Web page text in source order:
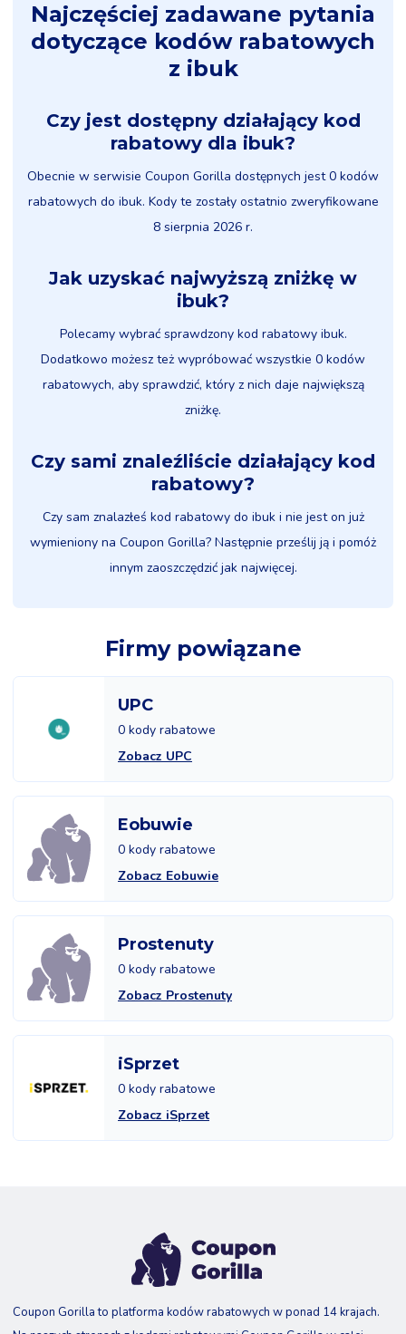
Najczęściej zadawane pytania
dotyczące kodów rabatowych
z ibuk
Czy jest dostępny działający kod
rabatowy dla ibuk?
Obecnie w serwisie Coupon Gorilla dostępnych jest 0 kodów
rabatowych do ibuk. Kody te zostały ostatnio zweryfikowane
8 sierpnia 2026 r.
Jak uzyskać najwyższą zniżkę w
ibuk?
Polecamy wybrać sprawdzony kod rabatowy ibuk.
Dodatkowo możesz też wypróbować wszystkie 0 kodów
rabatowych, aby sprawdzić, który z nich daje największą
zniżkę.
Czy sami znaleźliście działający kod
rabatowy?
Czy sam znalazłeś kod rabatowy do ibuk i nie jest on już
wymieniony na Coupon Gorilla? Następnie prześlij ją i pomóż
innym zaoszczędzić jak najwięcej.
Firmy powiązane
UPC
0 kody rabatowe
Zobacz UPC
Eobuwie
0 kody rabatowe
Zobacz Eobuwie
Prostenuty
0 kody rabatowe
Zobacz Prostenuty
iSprzet
0 kody rabatowe
Zobacz iSprzet
Coupon Gorilla to platforma kodów rabatowych w ponad 14 krajach.